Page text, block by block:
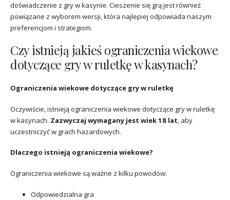
doświadczenie z gry w kasynie. Cieszenie się grą jest również
powiązane z wyborem wersji, która najlepiej odpowiada naszym
preferencjom i strategiom.
Czy istnieją jakieś ograniczenia wiekowe
dotyczące gry w ruletkę w kasynach?
Ograniczenia wiekowe dotyczące gry w ruletkę
Oczywiście, istnieją ograniczenia wiekowe dotyczące gry w ruletkę
w kasynach. Zazwyczaj wymagany jest wiek 18 lat, aby
uczestniczyć w grach hazardowych.
Dlaczego istnieją ograniczenia wiekowe?
Ograniczenia wiekowe są ważne z kilku powodów:
Odpowiedzialna gra